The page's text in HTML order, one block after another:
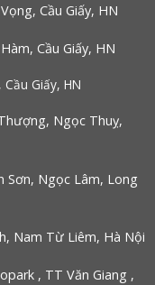
Cầu Giấy, HN
Cầu Giấy, HN
Giấy, HN
Ngọc Thuỵ,
Sơn, Ngọc Lâm, Long
Nam Từ Liêm, Hà Nội
, TT Văn Giang ,